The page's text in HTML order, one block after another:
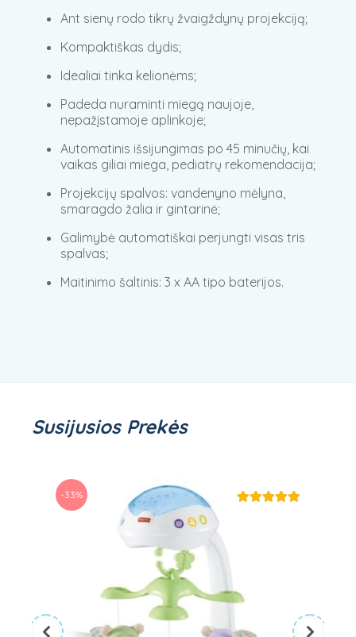
Ant sienų rodo tikrų žvaigždynų projekciją;
Kompaktiškas dydis;
Idealiai tinka kelionėms;
Padeda nuraminti miegą naujoje,
nepažįstamoje aplinkoje;
Automatinis išsijungimas po 45 minučių, kai
vaikas giliai miega, pediatrų rekomendacija;
Projekcijų spalvos: vandenyno mėlyna,
smaragdo žalia ir gintarinė;
Galimybė automatiškai perjungti visas tris
spalvas;
Maitinimo šaltinis: 3 x AA tipo baterijos.
Susijusios Prekės
-33%